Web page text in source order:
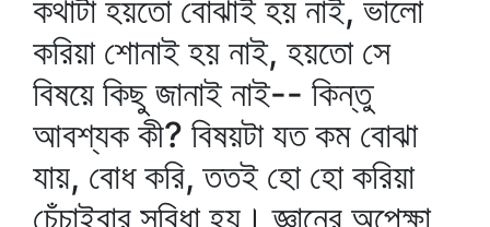
কথাটা হয়তো বোঝাই হয় নাই, ভালো
করিয়া শোনাই হয় নাই, হয়তো সে
বিষয়ে কিছু জানাই নাই-- কিন্তু
আবশ্যক কী? বিষয়টা যত কম বোঝা
যায়, বোধ করি, ততই হো হো করিয়া
চেঁচাইবার সুবিধা হয়। জ্ঞানের অপেক্ষা